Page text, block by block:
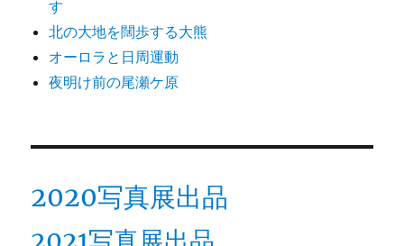
す
北の大地を闊歩する大熊
オーロラと日周運動
夜明け前の尾瀬ケ原
2020写真展出品